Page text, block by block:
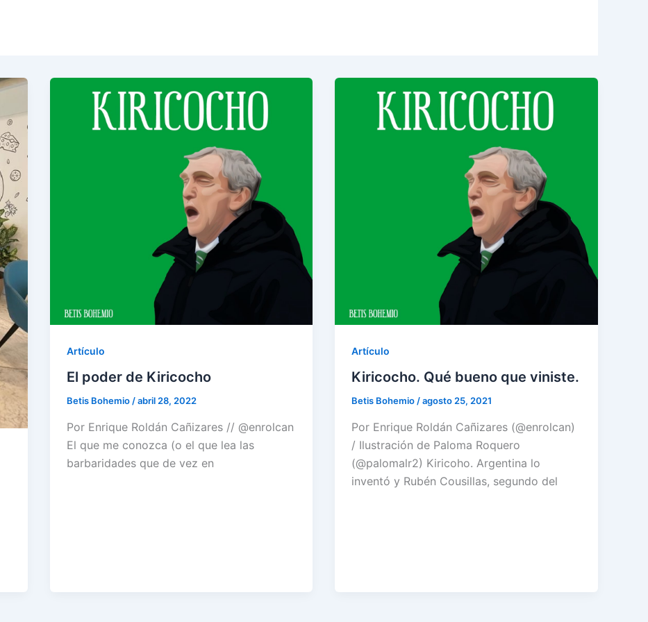
Artículo
El poder de Kiricocho
Betis Bohemio/abril 28, 2022
Por Enrique Roldán Cañizares // @enrolcan
El que me conozca (o el que lea las
barbaridades que de vez en
Artículo
Kiricocho. Qué bueno que viniste.
Betis Bohemio/agosto 25, 2021
Por Enrique Roldán Cañizares (@enrolcan)
/ Ilustración de Paloma Roquero
(@palomalr2) Kiricoho. Argentina lo
inventó y Rubén Cousillas, segundo del